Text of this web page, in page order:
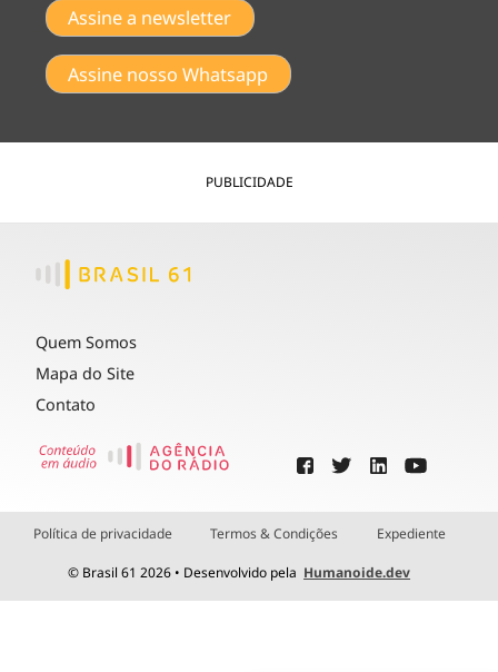
Assine a newsletter
Assine nosso Whatsapp
PUBLICIDADE
Quem Somos
Mapa do Site
Contato
Política de privacidade Termos & Condições Expediente
© Brasil 61 2026 • Desenvolvido pela Humanoide.dev